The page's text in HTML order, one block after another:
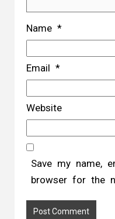
Name *
Email *
Website
Save my name,
browser for the